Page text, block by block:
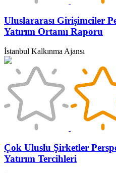
Uluslararası Girişimciler
Yatırım Ortamı Raporu
İstanbul Kalkınma Ajansı
Çok Uluslu Şirketler
Yatırım Tercihleri